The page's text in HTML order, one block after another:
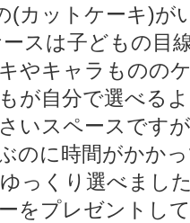
(カットケーキ)が
スは子どもの目
やキャラものの
が自分で選べる
いスペースです
のに時間がかか
っくり選べまし
をプレゼントし